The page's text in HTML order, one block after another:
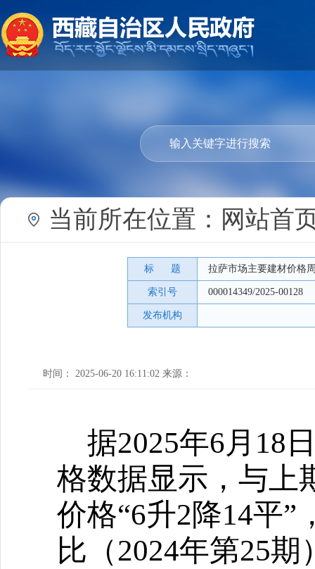
当前所在位置： 网站首
标 题 拉萨市场主要建材价格
索引号 000014349/2025-00128
发布机构
时间： 2025-06-20 16:11:02 来源：
据2025年6月18
格数据显示，与上
价格“6升2降14平”
比（2024年第25期